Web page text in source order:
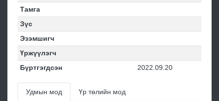
Тамга
Зүс
Эзэмшигч
Үржүүлэгч
Бүртгэгдсэн
2022.09.20
Удмын мод Үр төлийн мод